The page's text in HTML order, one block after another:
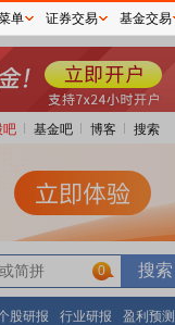
吧 基金吧 博客 搜索
0
股研报 行业研报
盈利预测
单 证券交易 基金交易